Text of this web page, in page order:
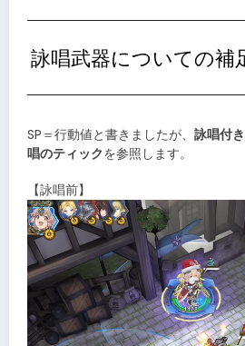
詠唱武器についての補
SP＝行動値と書きましたが、 詠唱付
唱のティックを参照します。
【詠唱前】